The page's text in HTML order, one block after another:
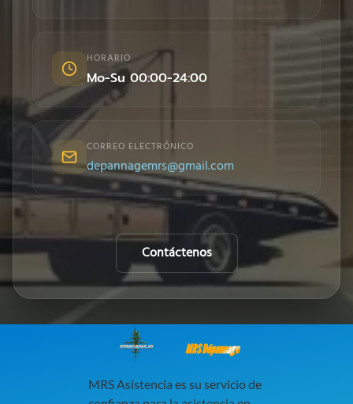
HORARIO
Mo-Su 00:00-24:00
CORREO ELECTRÓNICO
depannagemrs@gmail.com
Contáctenos
MRS Dépannage
MRS Asistencia es su servicio de